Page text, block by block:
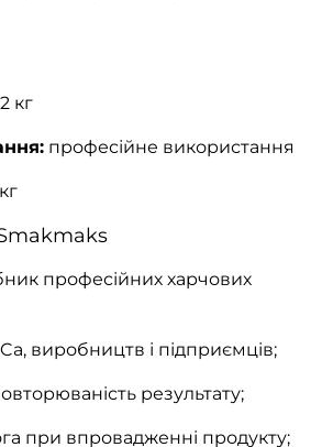
кг
професійне використання
професійних харчових
виробництв і підприємців;
результату;
при впровадженні продукту;